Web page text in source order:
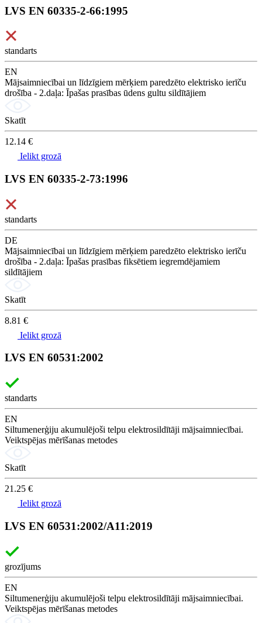
LVS EN 60335-2-66:1995
standarts
EN
Mājsaimniecībai un līdzīgiem mērķiem paredzēto elektrisko ierīču
drošība - 2.daļa: Īpašas prasības ūdens gultu sildītājiem
Skatīt
12.14 €
Ielikt grozā
LVS EN 60335-2-73:1996
standarts
DE
Mājsaimniecībai un līdzīgiem mērķiem paredzēto elektrisko ierīču
drošība - 2.daļa: Īpašas prasības fiksētiem iegremdējamiem
sildītājiem
Skatīt
8.81 €
Ielikt grozā
LVS EN 60531:2002
standarts
EN
Siltumenerģiju akumulējoši telpu elektrosildītāji mājsaimniecībai.
Veiktspējas mērīšanas metodes
Skatīt
21.25 €
Ielikt grozā
LVS EN 60531:2002/A11:2019
grozījums
EN
Siltumenerģiju akumulējoši telpu elektrosildītāji mājsaimniecībai.
Veiktspējas mērīšanas metodes